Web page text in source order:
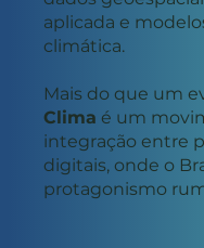
aplicada e
climática.
Mais do que um
Clima é um
integração entre
digitais, onde o
protagonismo